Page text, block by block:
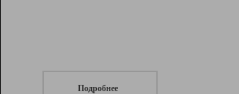
Подробнее